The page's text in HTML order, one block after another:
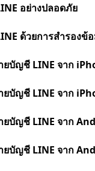
อย่างปลอดภัย
ด้วยการสำรองข้
บัญชี LINE จาก
บัญชี LINE จาก
บัญชี LINE จาก
บัญชี LINE จาก